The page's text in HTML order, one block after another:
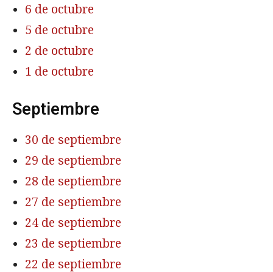
6 de octubre
5 de octubre
2 de octubre
1 de octubre
Septiembre
30 de septiembre
29 de septiembre
28 de septiembre
27 de septiembre
24 de septiembre
23 de septiembre
22 de septiembre